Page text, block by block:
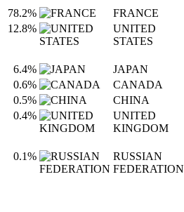
78.2%
FRANCE
12.8%
UNITED
STATES
6.4%
JAPAN
0.6%
CANADA
0.5%
CHINA
0.4%
UNITED
KINGDOM
0.1%
RUSSIAN
FEDERATION